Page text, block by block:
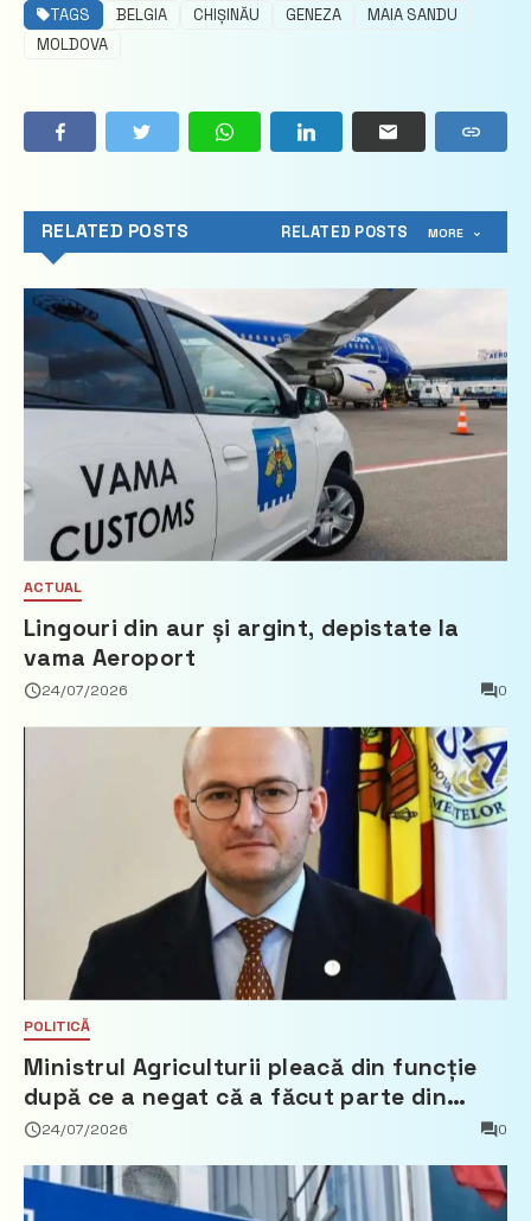
TAGS BELGIA CHIȘINĂU GENEZA
MAIA SANDU
MOLDOVA
RELATED POSTS RELATED POSTS MORE
ACTUAL
Lingouri din aur și argint, depistate la
vama Aeroport
24/07/2026 0
POLITICĂ
Ministrul Agriculturii pleacă din funcție
după ce a negat că a făcut parte din
Partidul Democrat
24/07/2026 0